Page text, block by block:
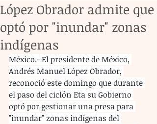
López Obrador admite que
optó por "inundar" zonas
indígenas
México.- El presidente de México,
Andrés Manuel López Obrador,
reconoció este domingo que durante
el paso del ciclón Eta su Gobierno
optó por gestionar una presa para
"inundar" zonas indígenas del